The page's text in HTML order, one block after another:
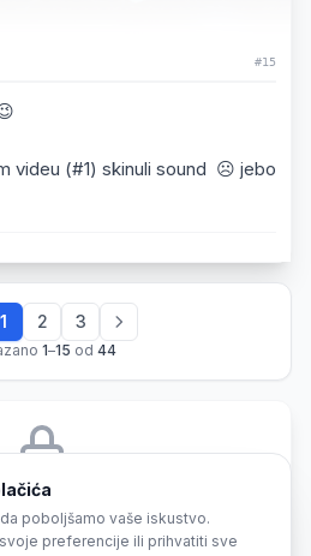
#15
videu (#1) skinuli sound ☹️ jebo
1–15 od 44
1 2 3
biste odgovorili na ovu temu.
Prijava
poboljšamo vaše iskustvo.
preferencije ili prihvatiti sve